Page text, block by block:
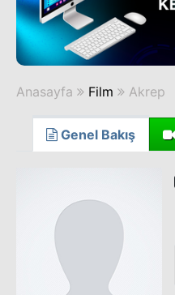
Anasayfa Film Akrep
Genel Bakış